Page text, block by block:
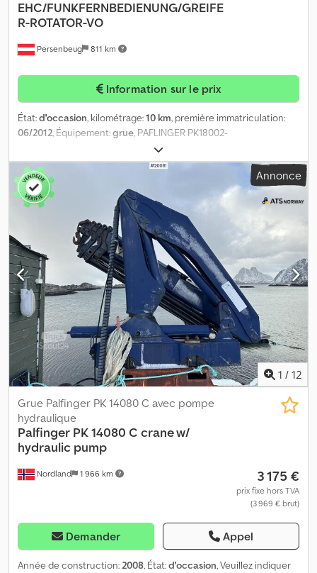
Persenbeug 811 km
EHC/FUNKFERNBEDIENUNG/GREIFE
R-ROTATOR-VO
Information sur le prix
État:d'occasion, kilométrage:10 km, première immatriculation:
06/2012, Équipement:grue, PAFLINGER PK18002-
EHC/TÉLÉCOMMANDE/PREPARATION POUR BENNE-ROTATEUR *
Montage surélevé * Première main * La grue a été utilisée à 90%
pour des travaux de levage * 4 rallonges hydrauliques * Grue
montée sur console interchangeable * Préparation pour benne
et rotateur Credpsy Eczujfx Algef * Télécommande radio Photos
= état d'origine Pour tout renseignement complémentaire,
n'hésitez pas à me contacter : Informations sans garantie, sous
réserve de modifications, de vente intermédiaire et d'erreurs.
Annonce
1 / 12
Nordland 1 966 km
Grue Palfinger PK 14080 C avec pompe
hydraulique
Palfinger PK 14080 C crane w/
hydraulic pump
3 175 €
prix fixe hors TVA
(3 969 € brut)
Demander Appel
Année de construction:2008, État:d'occasion, Veuillez indiquer